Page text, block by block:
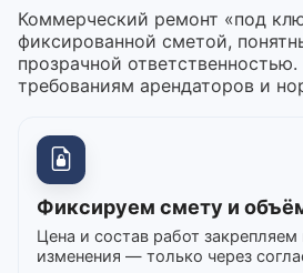
Коммерческий ремонт «под
фиксированной сметой,
прозрачной
требованиям арендаторов и
Фиксируем смету и
Цена и состав работ
изменения — только через